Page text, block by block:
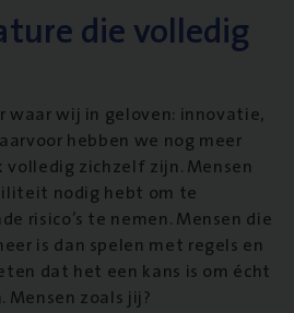
die volledig
waar wij in geloven: innovatie,
hebben we nog meer
volledig zichzelf zijn. Mensen
nodig hebt om te
risico’s te nemen. Mensen die
is dan spelen met regels en
dat het een kans is om écht
zoals jij?